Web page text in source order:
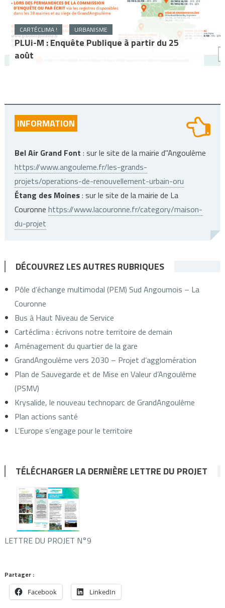
CARTÉCLIMA ! URBANISME
PLUi-M : Enquête Publique à partir du 25
août
INFORMATION
Bel Air Grand Font : sur le site de la mairie d"Angoulême
https://www.angouleme.fr/les-grands-
projets/operations-de-renouvellement-urbain-oru
Étang des Moines: sur le site de la mairie de La
Couronne https://www.lacouronne.fr/category/maison-
du-projet
DÉCOUVREZ LES AUTRES RUBRIQUES
Pôle d’échange multimodal (PEM) Sud Angoumois – La
Couronne
Bus à Haut Niveau de Service
Cartéclima : écrivons notre territoire de demain
Aménagement du quartier de la gare
GrandAngoulême vers 2030 – Projet d’agglomération
Plan de Sauvegarde et de Mise en Valeur d’Angoulême
(PSMV)
Krysalide, le nouveau technoparc de GrandAngoulême
Plan actions santé
L’Europe s’engage pour le territoire
TÉLÉCHARGER LA DERNIÈRE LETTRE DU PROJET
LETTRE DU PROJET N°9
Partager :
Facebook LinkedIn